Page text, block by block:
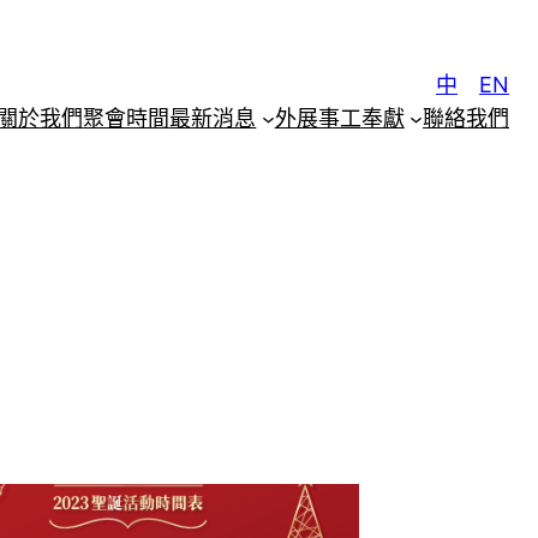
中
EN
於我們聚會時間最新消息 外展事工奉獻 聯絡我們